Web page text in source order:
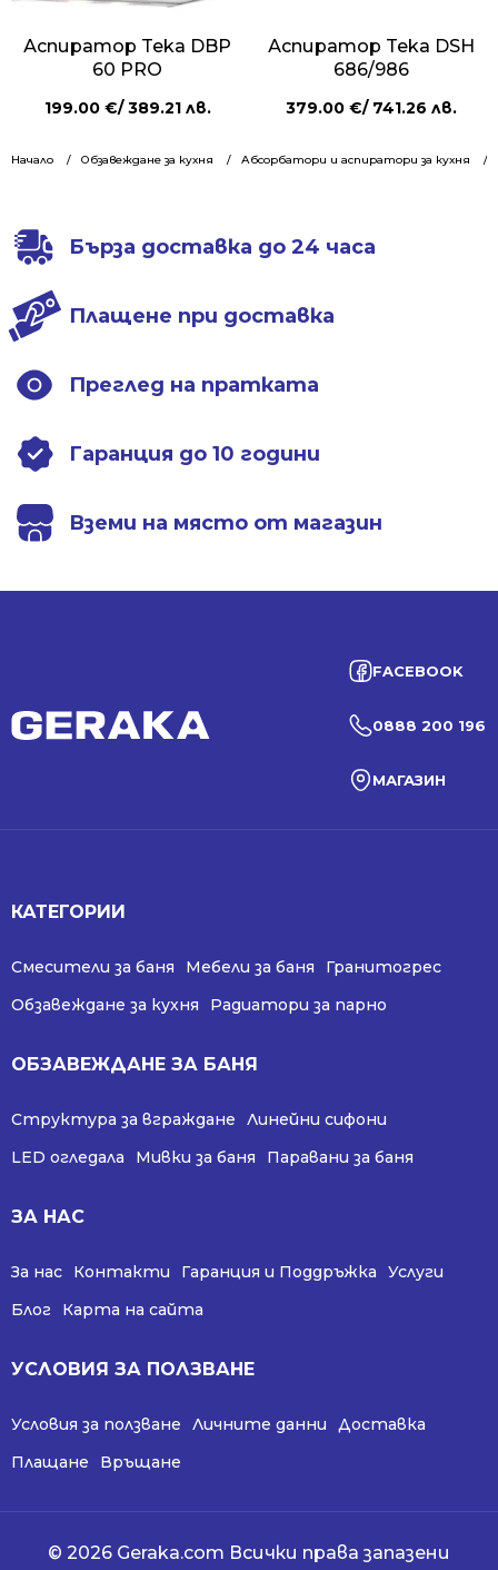
Начало Обзавеждане за кухня Абсорбатори и аспиратори за кухня
Аспиратор Teka DBP
60 PRO
199.00 €/ 389.21 лв.
Аспиратор Teka DSH
686/986
379.00 €/ 741.26 лв.
Бърза доставка до 24 часа
Плащене при доставка
Преглед на пратката
Гаранция до 10 години
Вземи на място от магазин
FACEBOOK
0888 200 196
МАГАЗИН
КАТЕГОРИИ
Смесители за баня Мебели за баня
Гранитогрес
Обзавеждане за кухня
Радиатори за парно
ОБЗАВЕЖДАНЕ ЗА БАНЯ
Структура за вграждане
Линейни сифони
LED огледала
Мивки за баня Паравани за баня
ЗА НАС
За нас Контакти Гаранция и Поддръжка
Услуги
Блог
Карта на сайта
УСЛОВИЯ ЗА ПОЛЗВАНЕ
Условия за ползване Личните данни
Доставка
Плащане
Връщане
© 2026 Geraka.com Всички права запазени